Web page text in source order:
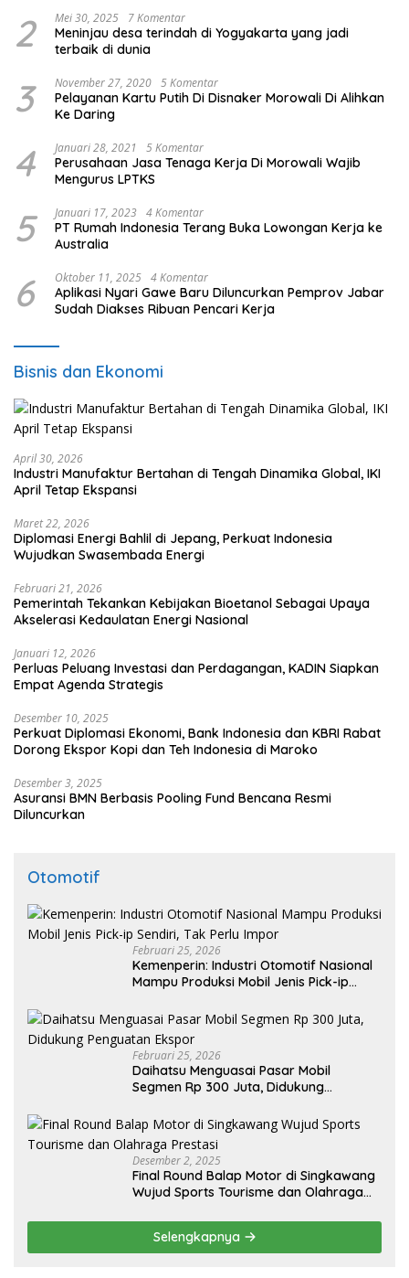
2 Mei 30, 2025 7 Komentar
Meninjau desa terindah di Yogyakarta yang jadi
terbaik di dunia
3 November 27, 2020 5 Komentar
Pelayanan Kartu Putih Di Disnaker Morowali Di Alihkan
Ke Daring
4 Januari 28, 2021 5 Komentar
Perusahaan Jasa Tenaga Kerja Di Morowali Wajib
Mengurus LPTKS
5 Januari 17, 2023 4 Komentar
PT Rumah Indonesia Terang Buka Lowongan Kerja ke
Australia
6 Oktober 11, 2025 4 Komentar
Aplikasi Nyari Gawe Baru Diluncurkan Pemprov Jabar
Sudah Diakses Ribuan Pencari Kerja
Bisnis dan Ekonomi
April 30, 2026
Industri Manufaktur Bertahan di Tengah Dinamika Global, IKI
April Tetap Ekspansi
Maret 22, 2026
Diplomasi Energi Bahlil di Jepang, Perkuat Indonesia
Wujudkan Swasembada Energi
Februari 21, 2026
Pemerintah Tekankan Kebijakan Bioetanol Sebagai Upaya
Akselerasi Kedaulatan Energi Nasional
Januari 12, 2026
Perluas Peluang Investasi dan Perdagangan, KADIN Siapkan
Empat Agenda Strategis
Desember 10, 2025
Perkuat Diplomasi Ekonomi, Bank Indonesia dan KBRI Rabat
Dorong Ekspor Kopi dan Teh Indonesia di Maroko
Desember 3, 2025
Asuransi BMN Berbasis Pooling Fund Bencana Resmi
Diluncurkan
Otomotif
Februari 25, 2026
Kemenperin: Industri Otomotif Nasional
Mampu Produksi Mobil Jenis Pick-ip
Februari 25, 2026
Daihatsu Menguasai Pasar Mobil
Segmen Rp 300 Juta, Didukung
Desember 2, 2025
Final Round Balap Motor di Singkawang
Wujud Sports Tourisme dan Olahraga
Selengkapnya